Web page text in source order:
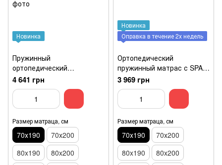
Новинка
Пружинный
ортопедический
двусторонний матрас
Usleep Comfortex Bliss
Cocos 70x190
4 641 грн
Размер матраца, см
70х190
70х200
80x190
80x200
Новинка
Оправка в течение 2х недель
Ортопедический
пружинный матрас с SPA-
эффектом Usleep PhytoLife
Red Sea 70x190
3 969 грн
Размер матраца, см
70х190
70х200
80x190
80x200